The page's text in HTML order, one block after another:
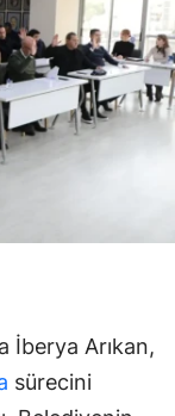
İberya Arıkan,
sürecini